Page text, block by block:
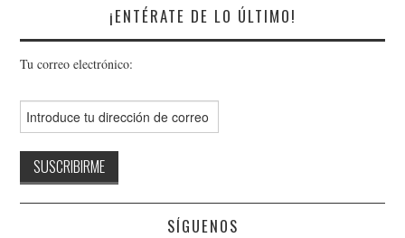
¡ENTÉRATE DE LO ÚLTIMO!
Tu correo electrónico:
SÍGUENOS